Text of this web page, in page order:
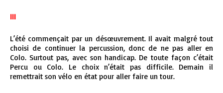
III
L’été commençait par un désœuvrement. Il avait malgré tout
choisi de continuer la percussion, donc de ne pas aller en
Colo. Surtout pas, avec son handicap. De toute façon c’était
Percu ou Colo. Le choix n’était pas difficile. Demain il
remettrait son vélo en état pour aller faire un tour.